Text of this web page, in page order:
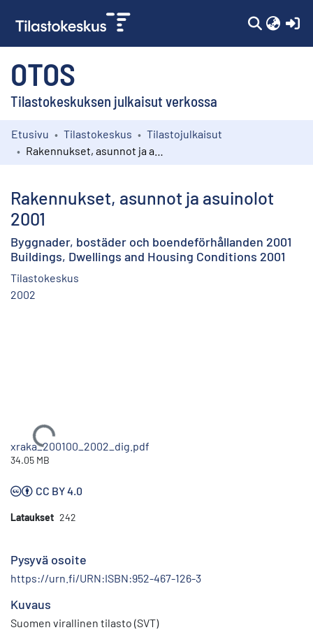
OTOS
Tilastokeskuksen julkaisut verkossa
Kokoelmat
Etusivu Tilastokeskus
Tilastojulkaisut
Rakennukset, asunnot ja asuinolot
2001
Byggnader, bostäder och boendeförhållanden 2001
Buildings, Dwellings and Housing Conditions 2001
Tilastokeskus
2002
Ladataan...
xraka_200100_2002_dig.pdf
34.05 MB
CC BY 4.0
Lataukset 242
Pysyvä osoite
https://urn.fi/URN:ISBN:952-467-126-3
Kuvaus
Suomen virallinen tilasto (SVT)